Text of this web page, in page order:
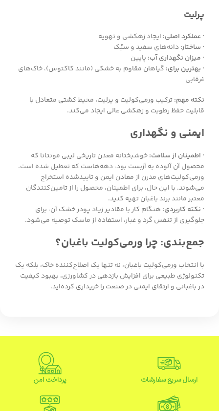
پرلیت
· عملکرد اصلی: ایجاد زهکشی و تهویه
· ساختار:دانه‌های سفید و سبُک
· میزان نگهداری آب: پایین
· بهترین برای: گیاهان مقاوم به خشکی (مانند کاکتوس)، خاک‌های
غرقابی
نکته مهم:ترکیب ورمی‌کولیت و پرلیت، محیط کشتی متعادل با
قابلیت حفظ رطوبت و زهکشی عالی ایجاد می‌کند.
ایمنی و نگهداری
· اطمینان از سلامت:خوشبختانه معدن تاریخی لیبی مونتانا که
محصول آن آلوده به آزبست بود، دهه‌هاست که تعطیل شده است.
ورمی‌کولیت‌های مدرن از معادن ایمن و تاییدشده استخراج
می‌شوند. با این حال، برای اطمینان، محصول را از تامین‌کنندگان
معتبر مانند برند باغبان تهیه کنید.
· نکته کاربردی: هنگام کار با مقادیر زیاد پودر خشک آن، برای
جلوگیری از تنفس گرد و غبار، استفاده از ماسک توصیه می‌شود.
جمع‌بندی: چرا ورمی‌کولیت باغبان؟
با انتخاب ورمی‌کولیت باغبان، نه تنها یک اصلاح‌کننده خاک، بلکه یک
تکنولوژی طبیعی برای افزایش بازدهی در کشاورزی، بهبود کیفیت
در باغبانی و ارتقای ایمنی در صنعت را خریداری کرده‌اید.
ارسال سریع سفارشات پرداخت امن